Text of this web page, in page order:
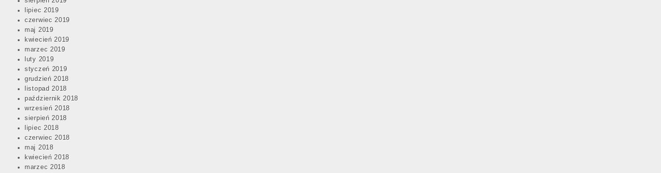
lipiec 2019
czerwiec 2019
maj 2019
kwiecień 2019
marzec 2019
luty 2019
styczeń 2019
grudzień 2018
listopad 2018
październik 2018
wrzesień 2018
sierpień 2018
lipiec 2018
czerwiec 2018
maj 2018
kwiecień 2018
marzec 2018